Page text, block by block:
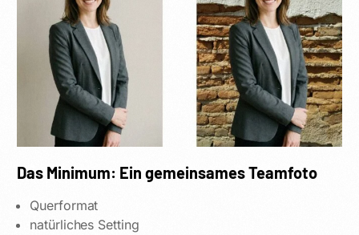
Das Minimum: Ein gemeinsames Teamfoto
Querformat
natürliches Setting